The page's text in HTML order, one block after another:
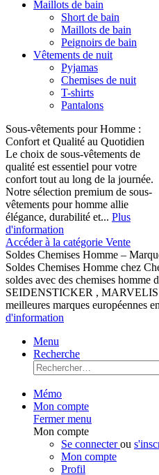
Maillots de bain
Short de bain
Maillots de bain
Peignoirs de bain
Vêtements de nuit
Pyjamas
Chemises de nuit
T-shirts
Pantalons
Sous-vêtements pour Homme :
Confort et Qualité au Quotidien
Le choix de sous-vêtements de
qualité est essentiel pour votre
confort tout au long de la journée.
Notre sélection premium de sous-
vêtements pour homme allie
élégance, durabilité et... Plus
d'information
Accéder à la catégorie Vente
Soldes Chemises Homme –
Soldes Chemises Homme chez
soldes avec des chemises
SEIDENSTICKER ,
meilleures marques européennes
d'information
Menu
Recherche
Mémo
Mon compte
Fermer menu
Mon compte
Se connecterou
Mon compte
Profil